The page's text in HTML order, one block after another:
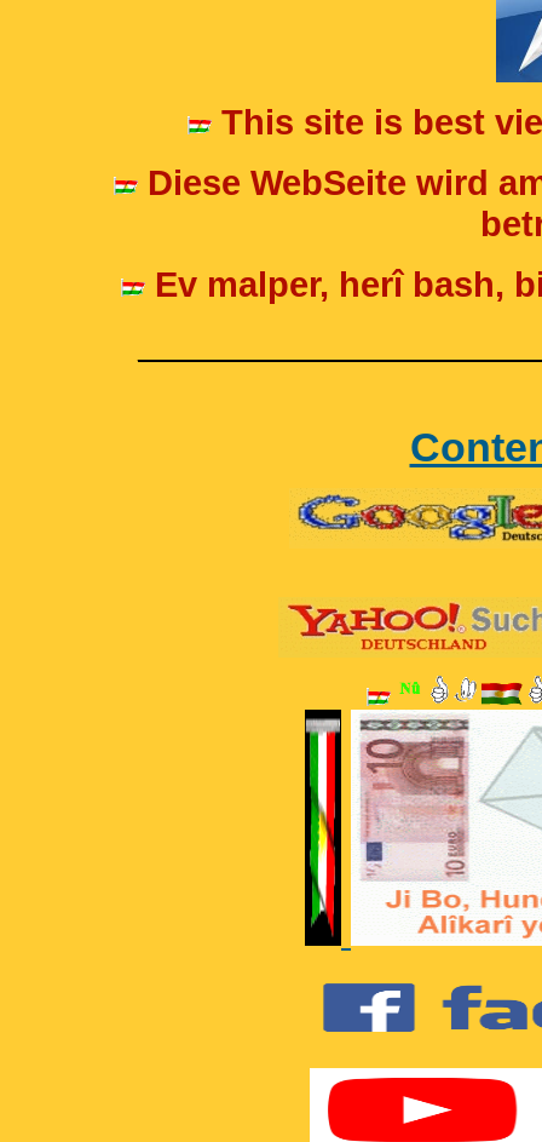
This site is best
Diese WebSeite wird
Ev malper, herî bash,